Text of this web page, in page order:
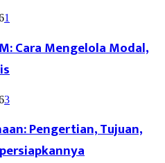
1
Cara Mengelola Modal,
3
Pengertian, Tujuan,